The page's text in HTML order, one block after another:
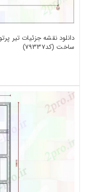
دانلود نقشه جزئیات تیر
ساخت (کد79337)